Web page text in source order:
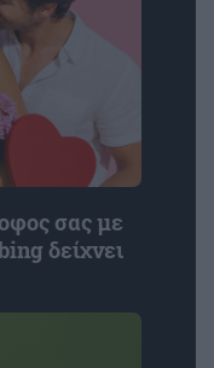
σας με
δείχνει